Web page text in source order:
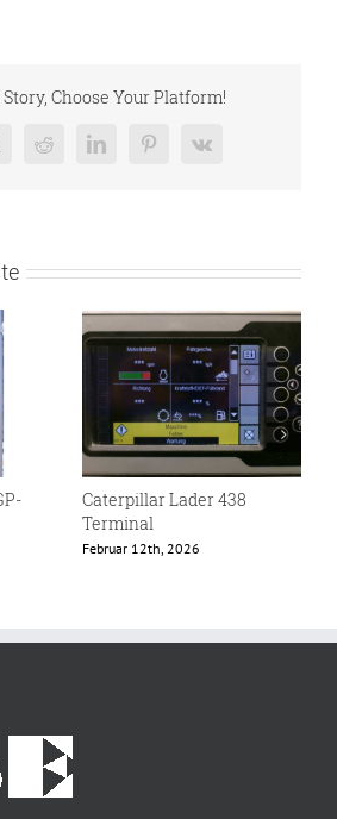
Choose Your Platform!
RedditLinkedInPinterest
Vk
Caterpillar Lader 438
Terminal
Februar 12th, 2026